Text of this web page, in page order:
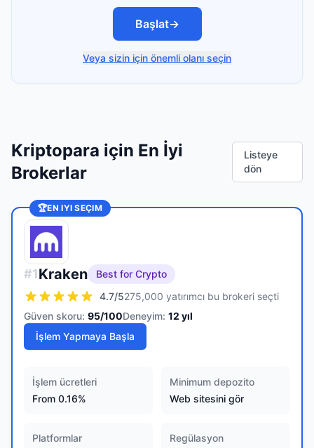
Başlat→
Veya sizin için önemli olanı seçin
Kriptopara için En İyi
Brokerlar
Listeye
dön
🏆EN IYI SEÇIM
#1Kraken
Best for Crypto
4.7/5275,000 yatırımcı bu brokeri seçti
Güven skoru: 95/100Deneyim: 12 yıl
İşlem Yapmaya Başla
İşlem ücretleri
From 0.16%
Minimum depozito
Web sitesini gör
Platformlar
Regülasyon